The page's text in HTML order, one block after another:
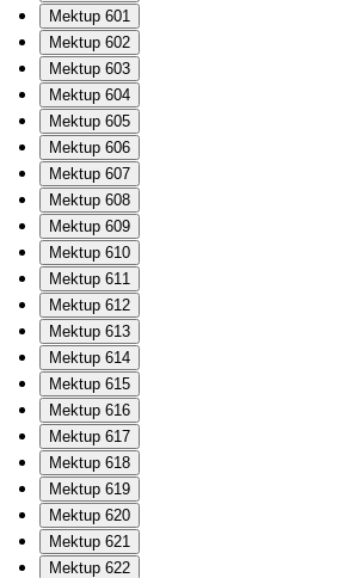
Mektup 601
Mektup 602
Mektup 603
Mektup 604
Mektup 605
Mektup 606
Mektup 607
Mektup 608
Mektup 609
Mektup 610
Mektup 611
Mektup 612
Mektup 613
Mektup 614
Mektup 615
Mektup 616
Mektup 617
Mektup 618
Mektup 619
Mektup 620
Mektup 621
Mektup 622